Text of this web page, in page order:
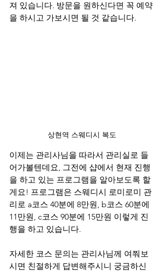
져 있습니다. 방문을 원하신다면 꼭 예약
을 하시고 가보시면 될 것 같습니다.
상현역 스웨디시 복도
이제는 관리사님을 따라서 관리실로 들
어가볼텐데요, 그전에 샵에서 현재 진행
을 하고 있는 프로그램을 알아보도록 할
게요! 프로그램은 스웨디시 로미로미 관
리로 a코스 40분에 8만원, b코스 60분에
11만원, c코스 90분에 15만원 이렇게 진
행을 하고 있습니다.
자세한 코스 문의는 관리사님께 여쭤보
시면 친절하게 답변해주시니 궁금하신